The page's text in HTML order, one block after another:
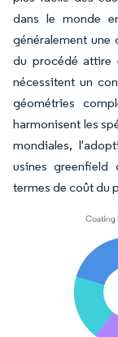
dans le monde
généralement une
du procédé attire
nécessitent un
géométries
harmonisent les
mondiales,
usines greenfield
termes de coût du